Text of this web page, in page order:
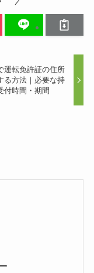
運転免許証の住所
る方法｜必要な持
付時間・期間